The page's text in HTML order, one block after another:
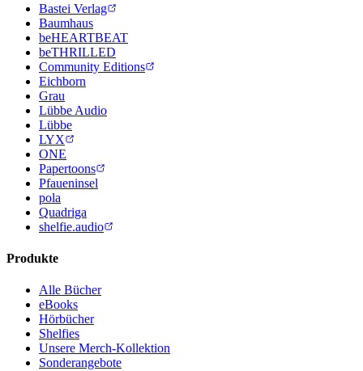
Bastei Verlag
Baumhaus
beHEARTBEAT
beTHRILLED
Community Editions
Eichborn
Grau
Lübbe Audio
Lübbe
LYX
ONE
Papertoons
Pfaueninsel
pola
Quadriga
shelfie.audio
Produkte
Alle Bücher
eBooks
Hörbücher
Shelfies
Unsere Merch-Kollektion
Sonderangebote